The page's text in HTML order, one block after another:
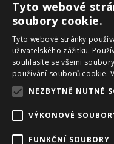
Tyto webové
soubory cookie.
Tyto webové stránky
uživatelského zážitku.
souhlasíte se všemi
používání souborů cookie.
NEZBYTNĚ NUTNÉ
VÝKONOVÉ
FUNKČNÍ SOUBORY